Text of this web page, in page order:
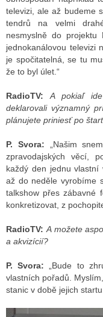
televizi, ale až budeme
tendrů na velmi
nesmyslně do
jednokanálovou televizi
je spočitatelná, se tu
že to byl úlet.“
RadioTV:
A pokiaľ
deklarovali významný
plánujete priniesť po
P. Svora: „Našim
zpravodajských věcí,
každý den jednu
až do neděle vyrobíme
talkshow přes zábavné
konkretizovat, z
RadioTV: A možete
a akvizícií?
P. Svora: „Bude to
vlastních pořadů.
stanic v době jejich